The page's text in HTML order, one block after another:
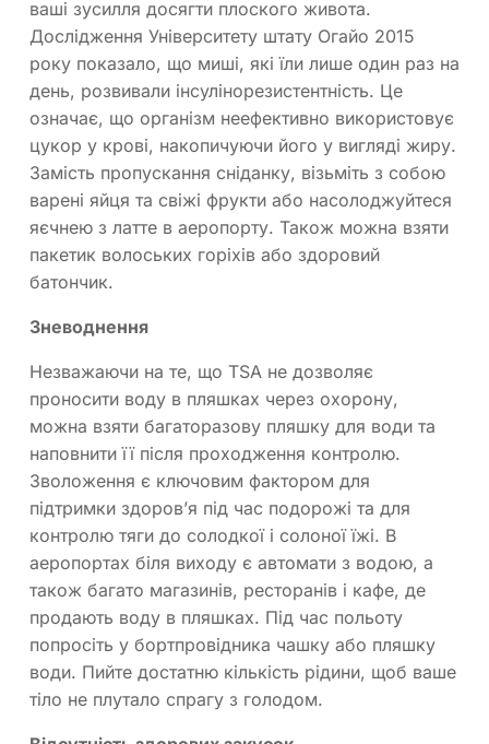
ваші зусилля досягти плоского живота.
Дослідження Університету штату Огайо 2015
року показало, що миші, які їли лише один раз на
день, розвивали інсулінорезистентність. Це
означає, що організм неефективно використовує
цукор у крові, накопичуючи його у вигляді жиру.
Замість пропускання сніданку, візьміть з собою
варені яйця та свіжі фрукти або насолоджуйтеся
яєчнею з латте в аеропорту. Також можна взяти
пакетик волоських горіхів або здоровий
батончик.
Зневоднення
Незважаючи на те, що TSA не дозволяє
проносити воду в пляшках через охорону,
можна взяти багаторазову пляшку для води та
наповнити її після проходження контролю.
Зволоження є ключовим фактором для
підтримки здоров’я під час подорожі та для
контролю тяги до солодкої і солоної їжі. В
аеропортах біля виходу є автомати з водою, а
також багато магазинів, ресторанів і кафе, де
продають воду в пляшках. Під час польоту
попросіть у бортпровідника чашку або пляшку
води. Пийте достатню кількість рідини, щоб ваше
тіло не плутало спрагу з голодом.